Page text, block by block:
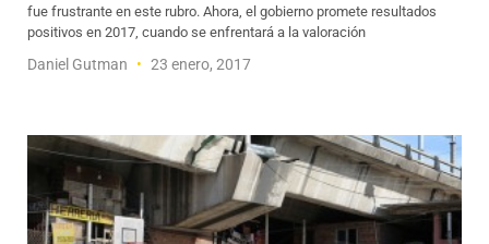
fue frustrante en este rubro. Ahora, el gobierno promete resultados
positivos en 2017, cuando se enfrentará a la valoración
Daniel Gutman 23 enero, 2017